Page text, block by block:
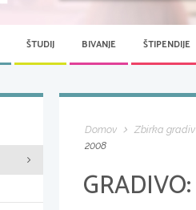
ŠTUDIJ BIVANJE ŠTIPENDIJE
Domov Zbirka gradiv
2008
GRADIVO: